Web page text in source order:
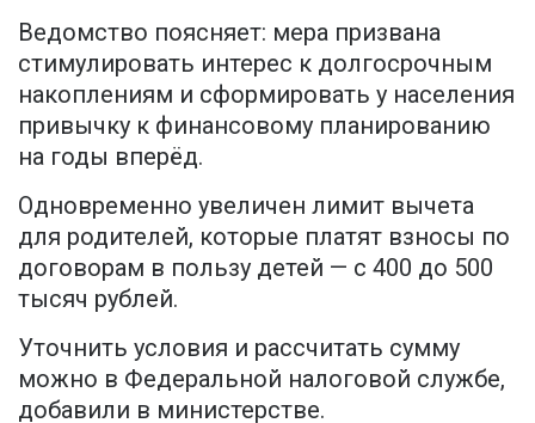
Ведомство поясняет: мера призвана
стимулировать интерес к долгосрочным
накоплениям и сформировать у населения
привычку к финансовому планированию
на годы вперёд.
Одновременно увеличен лимит вычета
для родителей, которые платят взносы по
договорам в пользу детей — с 400 до 500
тысяч рублей.
Уточнить условия и рассчитать сумму
можно в Федеральной налоговой службе,
добавили в министерстве.